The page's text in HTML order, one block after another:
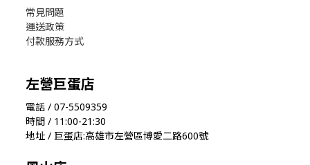
常見問題
運送政策
付款服務方式
左營巨蛋店
電話 / 07-5509359
時間 / 11:00-21:30
地址 / 巨蛋店:高雄市左營區博愛二路600號